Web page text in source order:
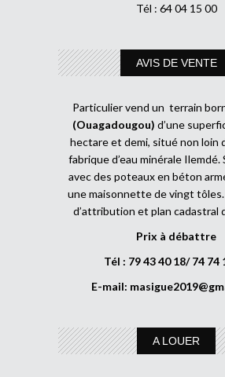
Tél : 64 04 15 00
AVIS DE VENTE
Particulier vend un terrain
(Ouagadougou) d’une
hectare et demi, situé non loin
fabrique d’eau minérale
avec des poteaux en béton
une maisonnette de vingt
d’attribution et plan cadastral
Prix à débattre
Tél : 79 43 40 18/ 74 74
E-mail:
A LOUER